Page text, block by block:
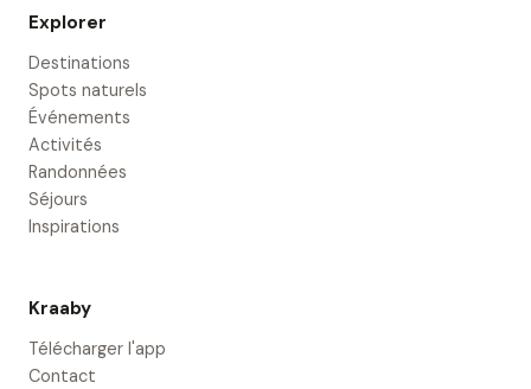
Explorer
Destinations
Spots naturels
Événements
Activités
Randonnées
Séjours
Inspirations
Kraaby
Télécharger l'app
Contact